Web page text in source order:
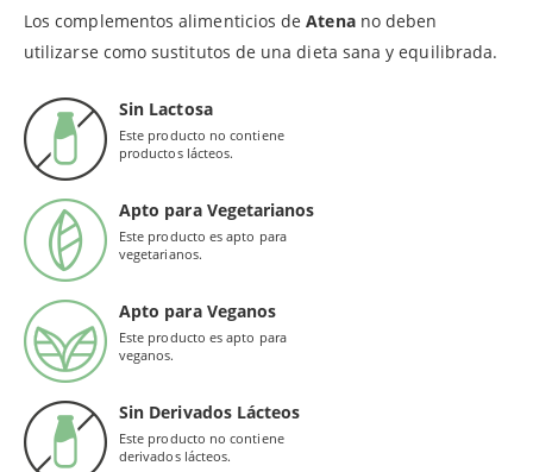
Los complementos alimenticios deAtena no deben
utilizarse como sustitutos de una dieta sana y equilibrada.
Sin Lactosa
Este producto no contiene
productos lácteos.
Apto para Vegetarianos
Este producto es apto para
vegetarianos.
Apto para Veganos
Este producto es apto para
veganos.
Sin Derivados Lácteos
Este producto no contiene
derivados lácteos.